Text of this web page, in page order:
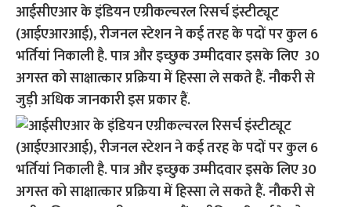
आईसीएआर के इंडियन एग्रीकल्चरल रिसर्च इंस्टीट्यूट
(आईएआरआई), रीजनल स्टेशन ने कई तरह के पदों पर कुल 6
भर्तियां निकाली है. पात्र और इच्छुक उम्मीदवार इसके लिए 30
अगस्त को साक्षात्कार प्रक्रिया में हिस्सा ले सकते हैं. नौकरी से
जुड़ी अधिक जानकारी इस प्रकार हैं.